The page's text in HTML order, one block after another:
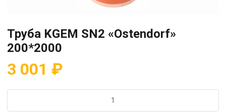
Труба KGEM SN2 «Ostendorf»
200*2000
3 001 ₽